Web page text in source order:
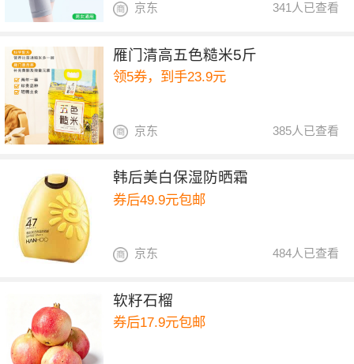
341人已查看
京东
雁门清高五色糙米5斤
领5券，到手23.9元
385人已查看
京东
韩后美白保湿防晒霜
券后49.9元包邮
484人已查看
京东
软籽石榴
券后17.9元包邮